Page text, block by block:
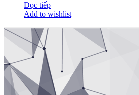
Đọc tiếp
Add to wishlist